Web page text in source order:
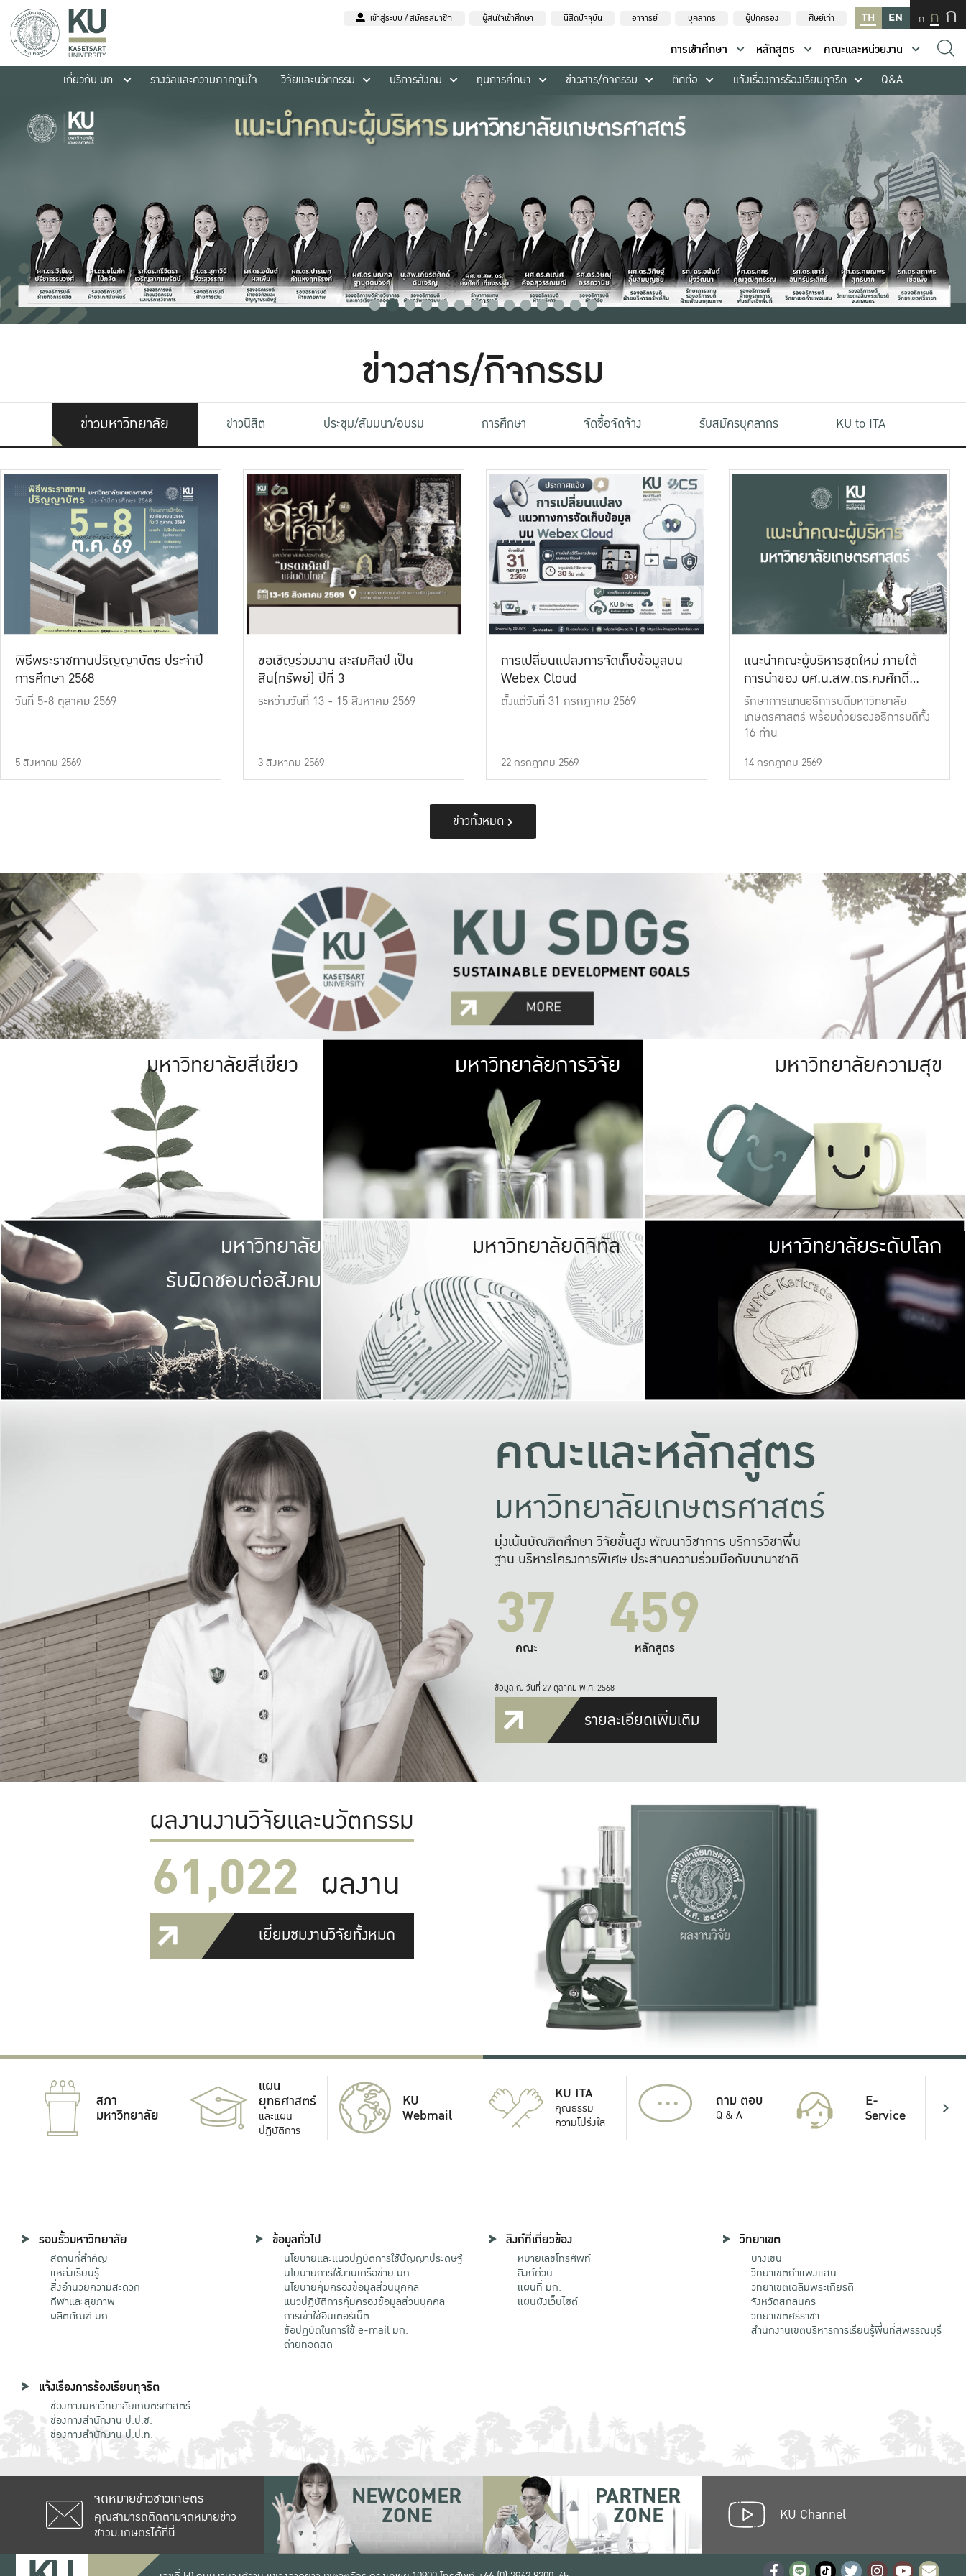
เข้าสู่ระบบ / สมัครสมาชิก ผู้สนใจเข้าศึกษา นิสิตปัจจุบัน อาจารย์ บุคลากร ผู้ปกครอง ศิษย์เก่า TH EN ก ก ก
การเข้าศึกษา หลักสูตร
คณะและหน่วยงาน
เกี่ยวกับ มก.
รางวัลและความภาคภูมิใจ วิจัยและนวัตกรรม บริการสังคม ทุนการศึกษา ข่าวสาร/กิจกรรม ติดต่อ แจ้งเรื่องการร้องเรียนทุจริต Q&A
ข่าวสาร/กิจกรรม
ข่าวมหาวิทยาลัย ข่าวนิสิต ประชุม/สัมมนา/อบรม การศึกษา จัดซื้อจัดจ้าง รับสมัครบุคลากร KU to ITA
พิธีพระราชทานปริญญาบัตร ประจำปี
การศึกษา 2568
วันที่ 5-8 ตุลาคม 2569
5 สิงหาคม 2569
ขอเชิญร่วมงาน สะสมศิลป์ เป็น
สิน(ทรัพย์) ปีที่ 3
ระหว่างวันที่ 13 - 15 สิงหาคม 2569
3 สิงหาคม 2569
การเปลี่ยนแปลงการจัดเก็บข้อมูลบน
Webex Cloud
ตั้งแต่วันที่ 31 กรกฎาคม 2569
22 กรกฎาคม 2569
แนะนำคณะผู้บริหารชุดใหม่ ภายใต้
การนำของ ผศ.น.สพ.ดร.คงศักดิ์
เที่ยงธรรม
รักษาการแทนอธิการบดีมหาวิทยาลัย
เกษตรศาสตร์ พร้อมด้วยรองอธิการบดีทั้ง
16 ท่าน
14 กรกฎาคม 2569
ข่าวทั้งหมด
มหาวิทยาลัยสีเขียว มหาวิทยาลัย
เกษตรศาสตร์ มีพื้นที่เขียวสดใส หนาแน่น
เป็นป่าในเมือง (URBAN FOREST)
เกษตรในเมือง (URBAN AGRICULTURE)
ที่นับรวมกันได้ประมาณ 1,400 ไร่
มหาวิทยาลัยการวิจัย มหาวิทยาลัย
ให้กับประชาชน
มหาวิทยาลัยความสุข
มหาวิทยาลัย
รับผิดชอบต่อสังคม
มหาวิทยาลัยรับผิดชอบต่อสังคม
ร่วมมือกับชุมชน เพื่อความกินดีอยู่ดี
และความสุขอย่างยั่งยืน
มองปัญหาในภาพกว้าง
แก้ไขจากปัญหาจุดเล็กๆ
มหาวิทยาลัยดิจิทัล มหาวิทยา
พร้อมที่จ
และผลักดันในการใช้ระบบส
เพื่อการทำงานแ
มหาวิทยาลัยระดับโลก
คณะและหลักสูตร
มหาวิทยาลัยเกษตรศาสตร์
มุ่งเน้นบัณฑิตศึกษา วิจัยขั้นสูง พัฒนาวิชาการ บริการวิชาพื้น
ฐาน บริหารโครงการพิเศษ ประสานความร่วมมือกับนานาชาติ
37
คณะ 459
หลักสูตร
ข้อมูล ณ วันที่ 27 ตุลาคม พ.ศ. 2568
รายละเอียดเพิ่มเติม
ผลงานงานวิจัยและนวัตกรรม
61,022 ผลงาน
เยี่ยมชมงานวิจัยทั้งหมด
สภา
มหาวิทยาลัย
แผน
ยุทธศาสตร์
และแผน
ปฏิบัติการ
KU
Webmail
KU ITA
คุณธรรม
ความโปร่งใส
... ถาม ตอบ
Q & A
E-
Service
รอบรั้วมหาวิทยาลัย
สถานที่สำคัญ
แหล่งเรียนรู้
สิ่งอำนวยความสะดวก
กีฬาและสุขภาพ
ผลิตภัณฑ์ มก.
ข้อมูลทั่วไป
นโยบายและแนวปฏิบัติการใช้ปัญญาประดิษฐ์
นโยบายการใช้งานเครือข่าย มก.
นโยบายคุ้มครองข้อมูลส่วนบุคคล
แนวปฏิบัติการคุ้มครองข้อมูลส่วนบุคคล
การเข้าใช้อินเตอร์เน็ต
ข้อปฏิบัติในการใช้ e-mail มก.
ถ่ายทอดสด
ลิงก์ที่เกี่ยวข้อง
หมายเลขโทรศัพท์
ลิงก์ด่วน
แผนที่ มก.
แผนผังเว็บไซต์
วิทยาเขต
บางเขน
วิทยาเขตกําแพงแสน
วิทยาเขตเฉลิมพระเกียรติ
จังหวัดสกลนคร
วิทยาเขตศรีราชา
สำนักงานเขตบริหารการเรียนรู้พื้นที่สุพรรณบุรี
แจ้งเรื่องการร้องเรียนทุจริต
ช่องทางมหาวิทยาลัยเกษตรศาสตร์
ช่องทางสำนักงาน ป.ป.ช.
ช่องทางสำนักงาน ป.ป.ท.
จดหมายข่าวชาวเกษตร
คุณสามารถติดตามจดหมายข่าว
ชาวม.เกษตรได้ที่นี่
NEWCOMER
ZONE
PARTNER
ZONE KU Channel